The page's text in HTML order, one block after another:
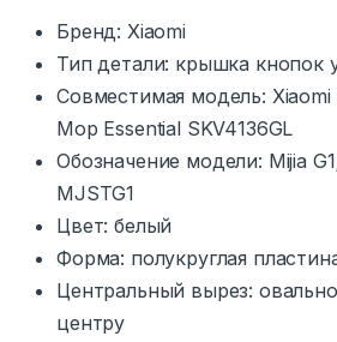
Бренд: Xiaomi
Тип детали: крышка кнопок
Совместимая модель: Xiaomi
Mop Essential SKV4136GL
Обозначение модели: Mijia
MJSTG1
Цвет: белый
Форма: полукруглая
Центральный вырез:
центру